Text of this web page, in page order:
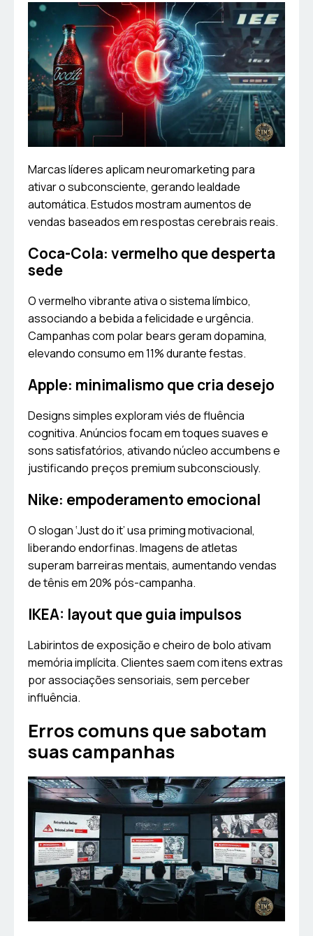
Marcas líderes aplicam neuromarketing para
ativar o subconsciente, gerando lealdade
automática. Estudos mostram aumentos de
vendas baseados em respostas cerebrais reais.
Coca-Cola: vermelho que desperta
sede
O vermelho vibrante ativa o sistema límbico,
associando a bebida a felicidade e urgência.
Campanhas com polar bears geram dopamina,
elevando consumo em 11% durante festas.
Apple: minimalismo que cria desejo
Designs simples exploram viés de fluência
cognitiva. Anúncios focam em toques suaves e
sons satisfatórios, ativando núcleo accumbens e
justificando preços premium subconsciously.
Nike: empoderamento emocional
O slogan ‘Just do it’ usa priming motivacional,
liberando endorfinas. Imagens de atletas
superam barreiras mentais, aumentando vendas
de tênis em 20% pós-campanha.
IKEA: layout que guia impulsos
Labirintos de exposição e cheiro de bolo ativam
memória implícita. Clientes saem com itens extras
por associações sensoriais, sem perceber
influência.
Erros comuns que sabotam
suas campanhas